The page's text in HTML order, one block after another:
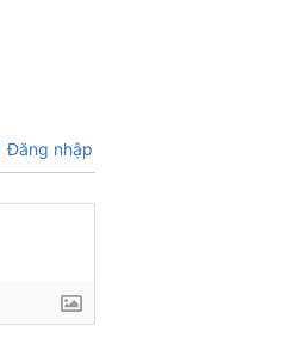
Đăng nhập